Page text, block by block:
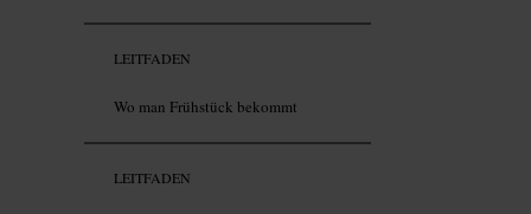
LEITFADEN
Wo man Frühstück bekommt
LEITFADEN